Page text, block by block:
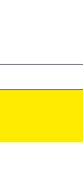
והטבות מיוחדות עבורך